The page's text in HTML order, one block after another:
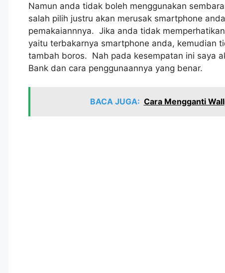
Namun anda tidak boleh menggunakan
salah pilih justru akan merusak smartphone
pemakaiannnya. Jika anda tidak
yaitu terbakarnya smartphone anda, kemudian
tambah boros. Nah pada kesempatan ini saya
Bank dan cara penggunaannya yang benar.
BACA JUGA: Cara Mengganti